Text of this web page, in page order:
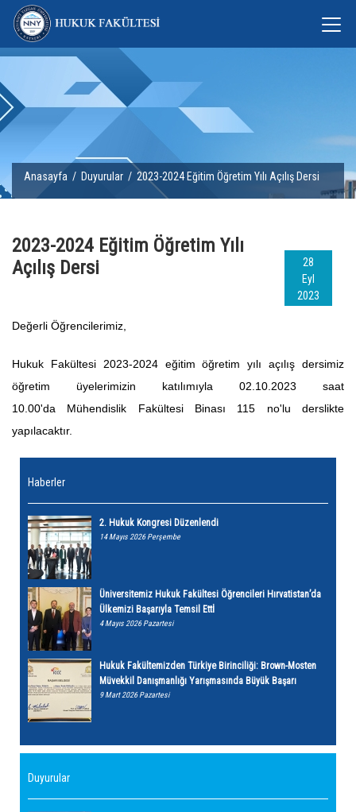
Anasayfa / Duyurular / 2023-2024 Eğitim Öğretim Yılı Açılış Dersi
28
Eyl
2023
2023-2024 Eğitim Öğretim Yılı
Açılış Dersi
Değerli Öğrencilerimiz,
Hukuk Fakültesi 2023-2024 eğitim öğretim yılı açılış dersimiz
öğretim üyelerimizin katılımıyla 02.10.2023 saat
10.00'da Mühendislik Fakültesi Binası 115 no'lu derslikte
yapılacaktır.
Haberler
2. Hukuk Kongresi Düzenlendi
14 Mayıs 2026 Perşembe
Üniversitemiz Hukuk Fakültesi Öğrencileri Hırvatistan’da
Ülkemizi Başarıyla Temsil Ettİ
4 Mayıs 2026 Pazartesi
Hukuk Fakültemizden Türkiye Birinciliği: Brown-Mosten
Müvekkil Danışmanlığı Yarışmasında Büyük Başarı
9 Mart 2026 Pazartesi
Duyurular